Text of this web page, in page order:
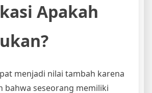
Apakah
menjadi nilai tambah karena
bahwa seseorang memiliki